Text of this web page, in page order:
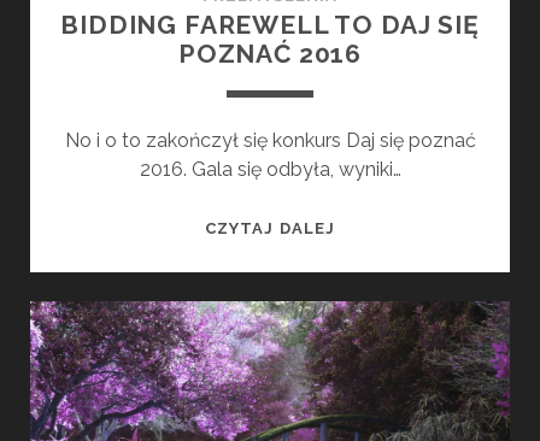
BIDDING FAREWELL TO DAJ SIĘ
POZNAĆ 2016
No i o to zakończył się konkurs Daj się poznać
2016. Gala się odbyła, wyniki…
CZYTAJ DALEJ
D
I
N
G
F